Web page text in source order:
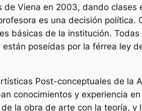
Viena en 2003, dando
es una decisión
básicas de la institución.
poseídas por la férrea ley
Post-conceptuales de la
conocimientos y experiencia
la obra de arte con la teoría,